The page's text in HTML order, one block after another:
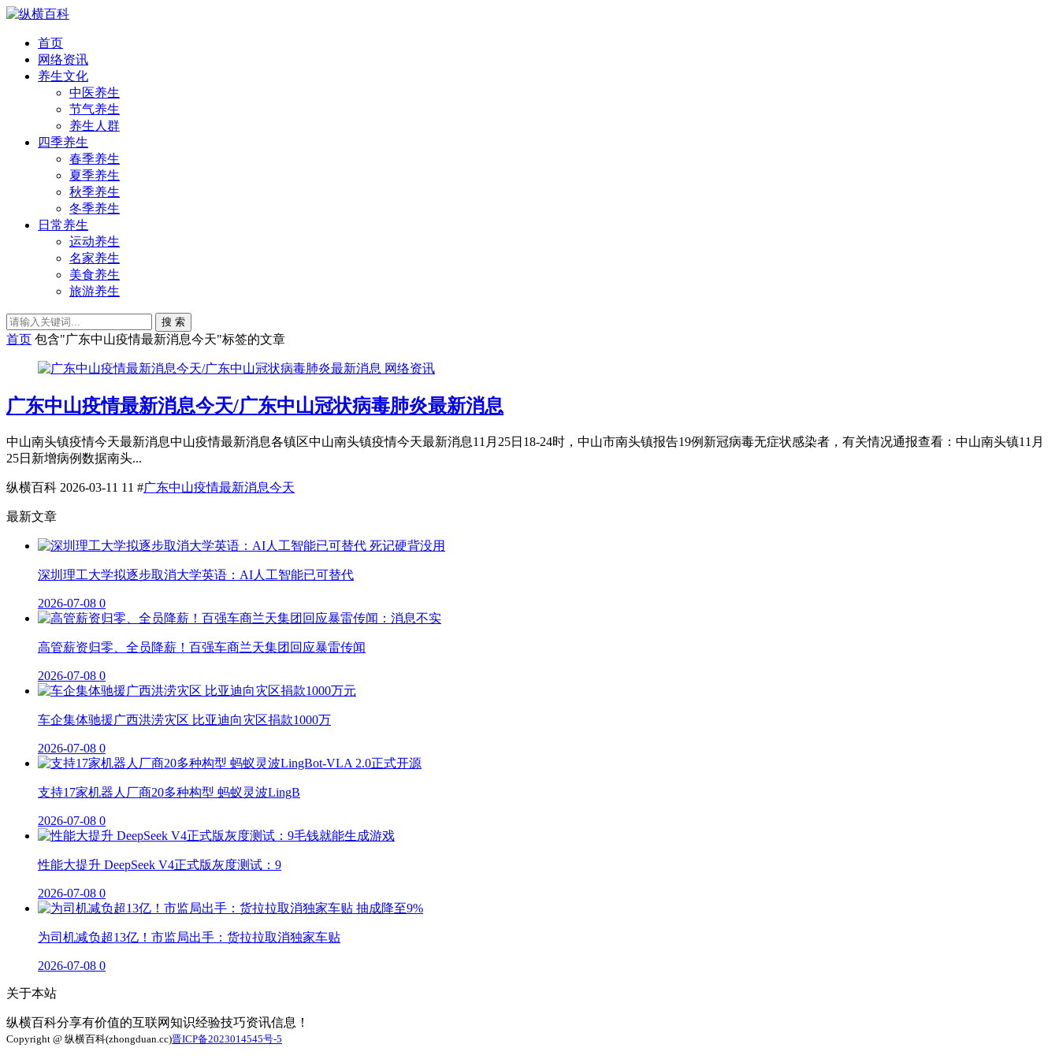
首页
网络资讯
养生文化
中医养生
节气养生
养生人群
四季养生
春季养生
夏季养生
秋季养生
冬季养生
日常养生
运动养生
名家养生
美食养生
旅游养生
搜 索
首页 包含"广东中山疫情最新消息今天"标签的文章
网络资讯
广东中山疫情最新消息今天/广东中山冠状病毒肺炎最新消息
中山南头镇疫情今天最新消息中山疫情最新消息各镇区中山南头镇疫情今天最新消息11月25日18-24时，中山市南头镇报告19例新冠病毒无症状感染者，有关情况通报查看：中山南头镇11月
25日新增病例数据南头...
纵横百科 2026-03-11 11 #广东中山疫情最新消息今天
最新文章
深圳理工大学拟逐步取消大学英语：AI人工智能已可替代
2026-07-08 0
高管薪资归零、全员降薪！百强车商兰天集团回应暴雷传闻
2026-07-08 0
车企集体驰援广西洪涝灾区 比亚迪向灾区捐款1000万
2026-07-08 0
支持17家机器人厂商20多种构型 蚂蚁灵波LingB
2026-07-08 0
性能大提升 DeepSeek V4正式版灰度测试：9
2026-07-08 0
为司机减负超13亿！市监局出手：货拉拉取消独家车贴
2026-07-08 0
关于本站
纵横百科分享有价值的互联网知识经验技巧资讯信息！
Copyright @ 纵横百科(zhongduan.cc)晋ICP备2023014545号-5